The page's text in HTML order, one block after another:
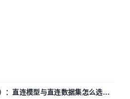
：直连模型与直连数据集怎么选，